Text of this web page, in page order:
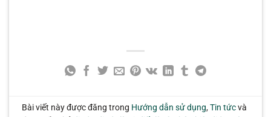
Bài viết này được đăng trong Hướng dẫn sử dụng,Tin tứcvà